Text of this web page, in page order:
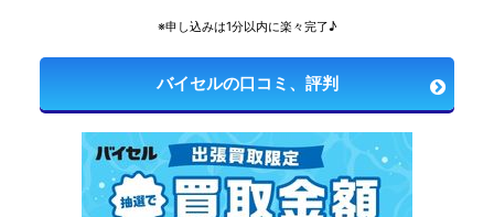
※申し込みは1分以内に楽々完了♪
バイセルの口コミ、評判